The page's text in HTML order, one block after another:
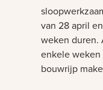
van 28 april
weken duren.
enkele
bouwrijp